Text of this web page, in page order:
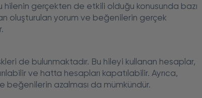
hilenin gerçekten de etkili olduğu konusunda bazı
oluşturulan yorum ve beğenilerin gerçek
de bulunmaktadır. Bu hileyi kullanan hesaplar,
ve hatta hesapları kapatılabilir. Ayrıca,
beğenilerin azalması da mümkündür.